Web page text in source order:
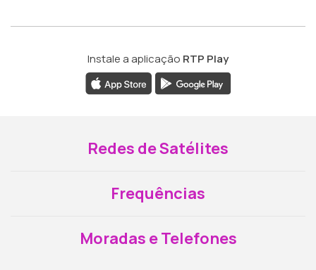
Instale a aplicação RTP Play
Redes de Satélites
Frequências
Moradas e Telefones